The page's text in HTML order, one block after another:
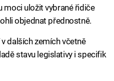
moci uložit vybrané řidiče
objednat přednostně.
dalších zemích včetně
stavu legislativy i specifik